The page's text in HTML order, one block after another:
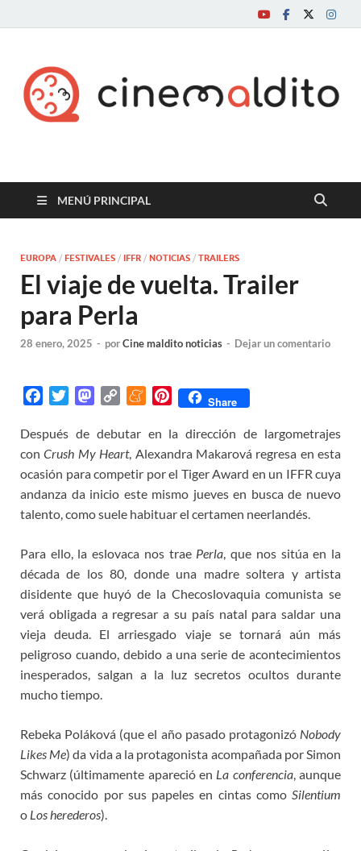
Cine maldito
MENÚ PRINCIPAL
EUROPA / FESTIVALES / IFFR / NOTICIAS / TRAILERS
El viaje de vuelta. Trailer
para Perla
28 enero, 2025 - porCine maldito noticias - Dejar un comentario
c
e
b
o
o
t
t
e
r
M
s
t
o
d
o
p
y
L
n
M
n
e
a
m
e
P
n
t
e
r
e
t
Share
Después de debutar en la dirección de largometrajes
conCrush My Heart, Alexandra Makarová regresa en esta
ocasión para competir por el Tiger Award en un IFFR cuya
andanza da inicio este mismo jueves en busca de nuevo
talento, como suele habituar el certamen neerlandés.
Para ello, la eslovaca nos trae Perla, que nos sitúa en la
década de los 80, donde una madre soltera y artista
disidente que huyó de la Checoslovaquia comunista se
verá obligada a regresar a su país natal para saldar una
vieja deuda. El arriesgado viaje se tornará aún más
peligroso cuando, debido a una serie de acontecimientos
inesperados, salgan a la luz secretos ocultos durante
mucho tiempo.
Rebeka Poláková (que el año pasado protagonizó Nobody
Likes Me) da vida a la protagonista acompañada por Simon
Schwarz (últimamente apareció en La conferencia, aunque
más conocido por sus papeles en cintas como Silentium
o Los herederos).